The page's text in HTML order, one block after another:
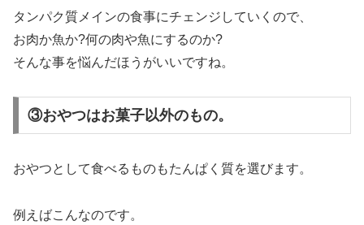
タンパク質メインの食事にチェンジしていくので、
お肉か魚か?何の肉や魚にするのか?
そんな事を悩んだほうがいいですね。
③おやつはお菓子以外のもの。
おやつとして食べるものもたんぱく質を選びます。
例えばこんなのです。